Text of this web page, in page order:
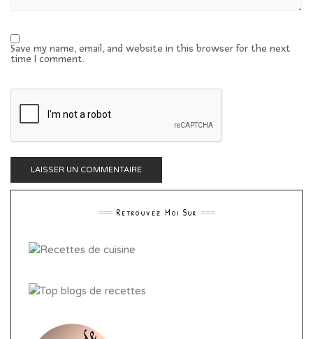
Save my name, email, and website in this browser for the next
time I comment.
Retrouvez Moi Sur